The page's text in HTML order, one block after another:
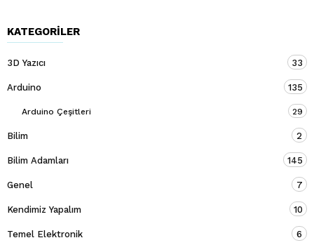
KATEGORILER
3D Yazıcı 33
Arduino 135
Arduino Çeşitleri 29
Bilim 2
Bilim Adamları 145
Genel 7
Kendimiz Yapalım 10
Temel Elektronik 6